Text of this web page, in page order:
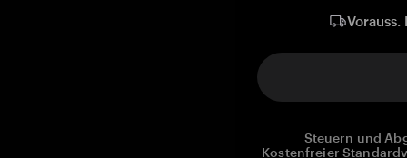
Steuern und
Kostenfreier